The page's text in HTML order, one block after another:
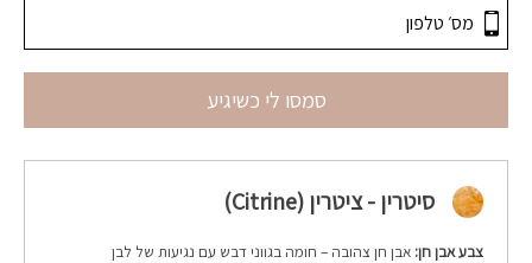
סמסו לי כשיגיע
סיטרין - ציטרין (Citrine)
צבע אבן חן: אבן חן צהובה – חומה בגווני דבש עם נגיעות של לבן